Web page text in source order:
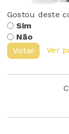
Gostou deste
Sim
Não
Votar
Ver